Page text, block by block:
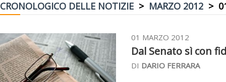
CRONOLOGICO DELLE NOTIZIE > MARZO 2012 >
01 MARZO 2012
Dal Senato sì con
DI DARIO FERRARA